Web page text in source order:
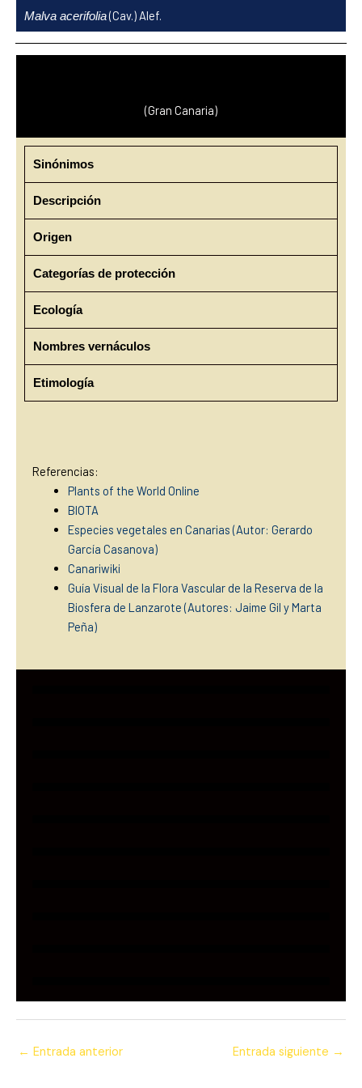
contenido
Malva acerifolia(Cav.) Alef.
(Gran Canaria)
Sinónimos
Descripción
Origen
Categorías de protección
Ecología
Nombres vernáculos
Etimología
Referencias:
Plants of the World Online
BIOTA
Especies vegetales en Canarias (Autor: Gerardo
García Casanova)
Canariwiki
Guía Visual de la Flora Vascular de la Reserva de la
Biosfera de Lanzarote (Autores: Jaime Gil y Marta
Peña)
← Entrada anterior Entrada siguiente →